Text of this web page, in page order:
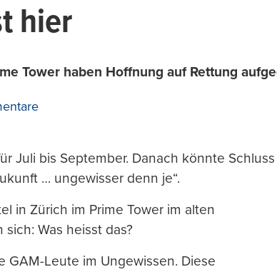
hier
Tower haben Hoffnung auf Rettung
Juli bis September. Danach könnte Schluss
… ungewisser denn je“.
in Zürich im Prime Tower im alten
Was heisst das?
GAM-Leute im Ungewissen. Diese